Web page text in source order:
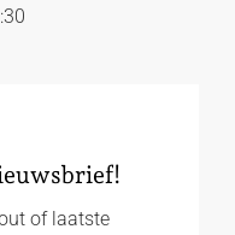
of laatste